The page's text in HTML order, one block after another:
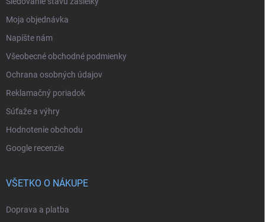
Moja objednávka
Napíšte nám
Všeobecné obchodné podmienky
Ochrana osobných údajov
Reklamačný poriadok
Súťaže a výhry
Hodnotenie obchodu
Google recenzie
VŠETKO O NÁKUPE
Doprava a platba